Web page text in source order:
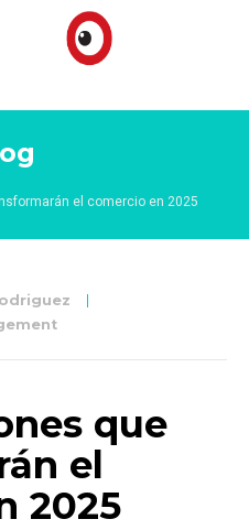
el comercio en 2025
que
el
2025